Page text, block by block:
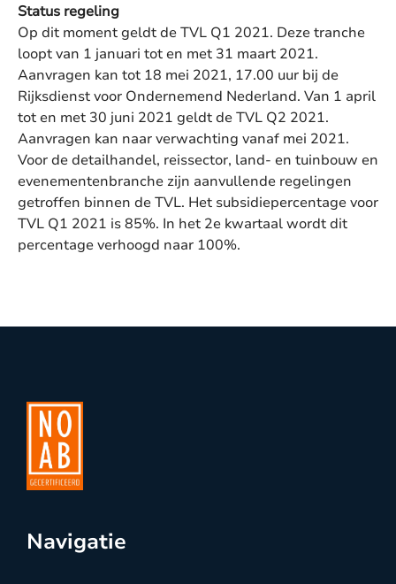
Status regeling
Op dit moment geldt de TVL Q1 2021. Deze tranche
loopt van 1 januari tot en met 31 maart 2021.
Aanvragen kan tot 18 mei 2021, 17.00 uur bij de
Rijksdienst voor Ondernemend Nederland. Van 1 april
tot en met 30 juni 2021 geldt de TVL Q2 2021.
Aanvragen kan naar verwachting vanaf mei 2021.
Voor de detailhandel, reissector, land- en tuinbouw en
evenementenbranche zijn aanvullende regelingen
getroffen binnen de TVL. Het subsidiepercentage voor
TVL Q1 2021 is 85%. In het 2e kwartaal wordt dit
percentage verhoogd naar 100%.
Navigatie